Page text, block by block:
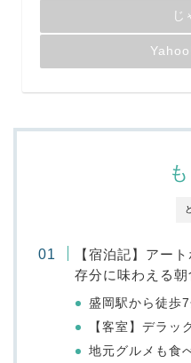
【宿泊記】アー
存分に味わえる朝
盛岡駅から徒歩
【客室】デラッ
地元グルメも食